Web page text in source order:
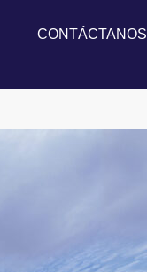
CONTÁCTANOS